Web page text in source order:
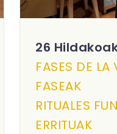
26
FASES DE
FASEAK
RITUALES
ERRITUAK